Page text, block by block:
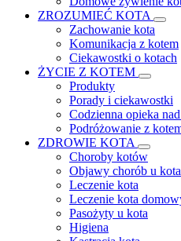
ZROZUMIEĆ KOTA
Zachowanie kota
Komunikacja z kotem
Ciekawostki o kotach
ŻYCIE Z KOTEM
Produkty
Porady i ciekawostki
Codzienna opieka
Podróżowanie z
ZDROWIE KOTA
Choroby kotów
Objawy chorób u kota
Leczenie kota
Leczenie kota
Pasożyty u kota
Higiena